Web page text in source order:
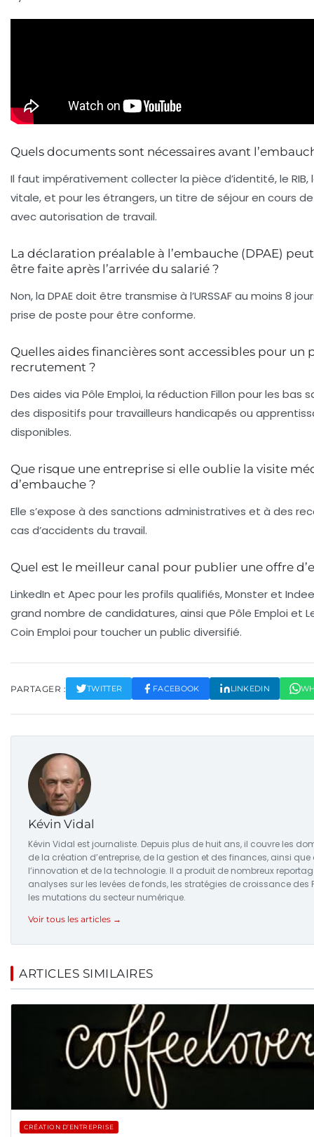
Quels documents sont nécessaires avant
Il faut impérativement collecter la pièce d’identité, le RIB,
vitale, et pour les étrangers, un titre de séjour en cours
avec autorisation de travail.
La déclaration préalable à l’embauche (DPAE)
être faite après l’arrivée du salarié ?
Non, la DPAE doit être transmise à l’URSSAF au moins 8
prise de poste pour être conforme.
Quelles aides financières sont accessibles pour un
recrutement ?
Des aides via Pôle Emploi, la réduction Fillon pour les bas
des dispositifs pour travailleurs handicapés ou
disponibles.
Que risque une entreprise si elle oublie la visite
d’embauche ?
Elle s’expose à des sanctions administratives et à des
cas d’accidents du travail.
Quel est le meilleur canal pour publier une offre
LinkedIn et Apec pour les profils qualifiés, Monster et
grand nombre de candidatures, ainsi que Pôle Emploi et
Coin Emploi pour toucher un public diversifié.
PARTAGER : TWITTER FACEBOOK LINKEDIN
Kévin Vidal
Kévin Vidal est journaliste. Depuis plus de huit ans, il couvre les
de la création d’entreprise, de la gestion et des finances, ainsi que
l’innovation et de la technologie. Il a produit de nombreux
analyses sur les levées de fonds, les stratégies de croissance des
les mutations du secteur numérique.
Voir tous les articles →
ARTICLES SIMILAIRES
CRÉATION D’ENTREPRISE